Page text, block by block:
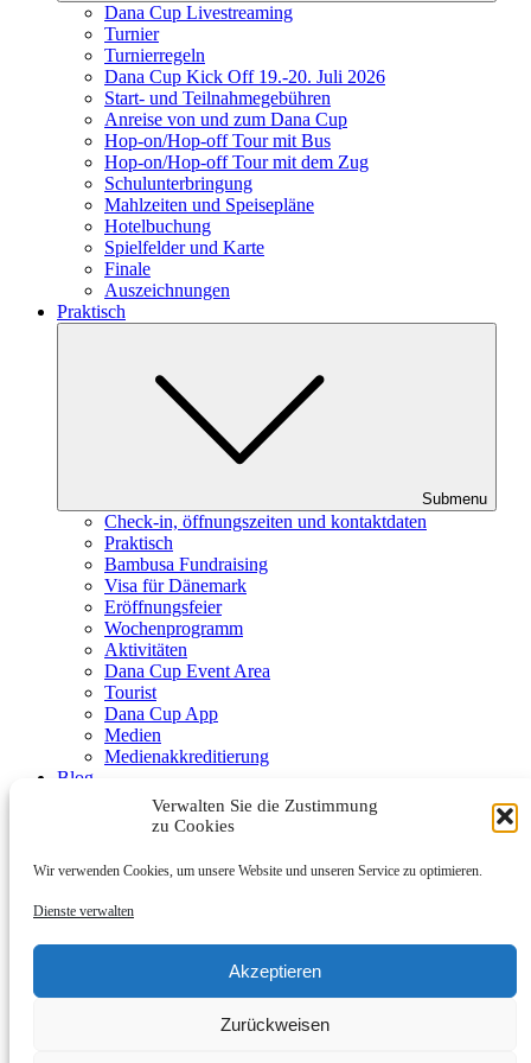
Verwalten Sie die Zustimmung
zu Cookies
Wir verwenden Cookies, um unsere Website und unseren Service zu optimieren.
Dienste verwalten
Akzeptieren
Zurückweisen
Dana Cup Livestreaming
Turnier
Turnierregeln
Dana Cup Kick Off 19.-20. Juli 2026
Start- und Teilnahmegebühren
Anreise von und zum Dana Cup
Hop-on/Hop-off Tour mit Bus
Hop-on/Hop-off Tour mit dem Zug
Schulunterbringung
Mahlzeiten und Speisepläne
Hotelbuchung
Spielfelder und Karte
Finale
Auszeichnungen
Praktisch
Submenu
Check-in, öffnungszeiten und kontaktdaten
Praktisch
Bambusa Fundraising
Visa für Dänemark
Eröffnungsfeier
Wochenprogramm
Aktivitäten
Dana Cup Event Area
Tourist
Dana Cup App
Medien
Medienakkreditierung
Blog
Schiedsrichter